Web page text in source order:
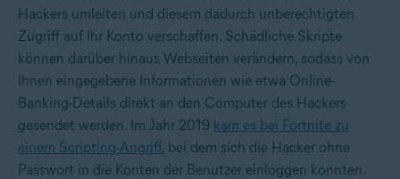
Hackers umleiten und diesem dadurch unberechtigten
Zugriff auf Ihr Konto verschaffen. Schädliche Skripte
können darüber hinaus Webseiten verändern, sodass von
Ihnen eingegebene Informationen wie etwa Online-
Banking-Details direkt an den Computer des Hackers
gesendet werden. Im Jahr 2019 kam es bei Fortnite zu
einem Scripting-Angriff, bei dem sich die Hacker ohne
Passwort in die Konten der Benutzer einloggen konnten.